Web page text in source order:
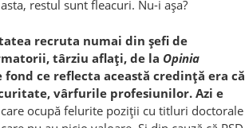
restul sunt fleacuri. Nu-i așa?
recruta numai din șefi de
târziu aflați, de la Opinia
ce reflecta această credință era că
vârfurile profesiunilor. Azi e
ocupă felurite poziții cu titluri doctorale